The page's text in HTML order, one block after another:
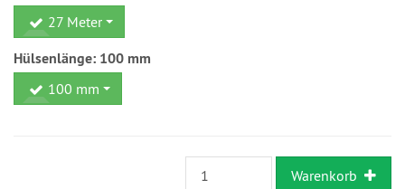
Zeit
27 Meter
Hülsenlänge: 100 mm
100 mm
Warenkorb